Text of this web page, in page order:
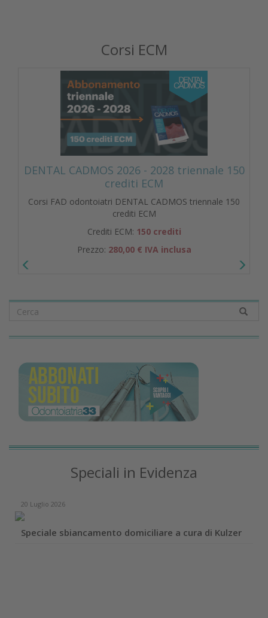
Corsi ECM
DENTAL CADMOS 2026 - 2028 triennale 150
crediti ECM
Corsi FAD odontoiatri DENTAL CADMOS triennale 150
crediti ECM
Crediti ECM: 150 crediti
Prezzo: 280,00 € IVA inclusa
Speciali in Evidenza
20 Luglio 2026
Speciale sbiancamento domiciliare a cura di Kulzer